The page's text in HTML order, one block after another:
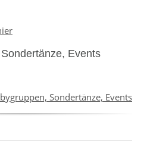
Events
Sondertänze, Events